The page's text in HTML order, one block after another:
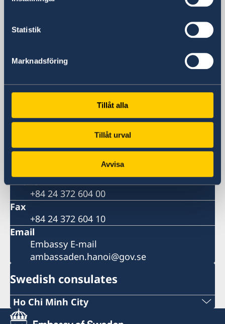
Statistik
Marknadsföring
Tillåt alla
Tillåt urval
Avvisa
Embassy
Visiting address
Daeha Business Center, 15th floor
Ba Dinh District
Postal address
Daeha Business Center, 15th floor
Ba Dinh District
Phone
+84 24 372 604 00
Fax
+84 24 372 604 10
Email
Embassy E-mail
ambassaden.hanoi@gov.se
Swedish consulates
Ho Chi Minh City
Phone: